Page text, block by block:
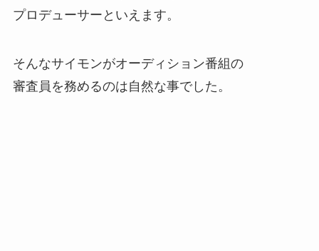
プロデューサーといえます。
そんなサイモンがオーディション番組の
審査員を務めるのは自然な事でした。